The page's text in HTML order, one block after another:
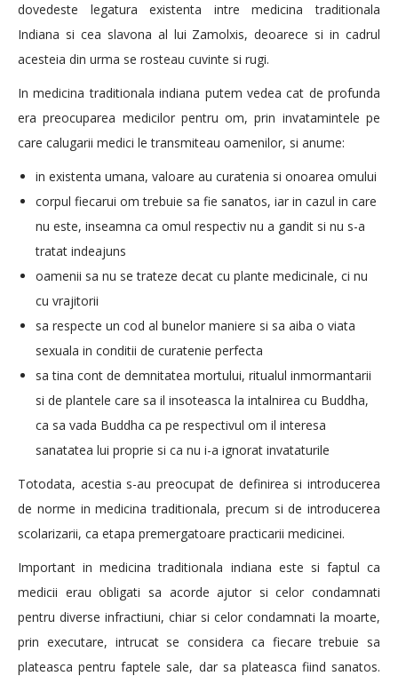
dovedeste legatura existenta intre medicina traditionala
Indiana si cea slavona al lui Zamolxis, deoarece si in cadrul
acesteia din urma se rosteau cuvinte si rugi.
In medicina traditionala indiana putem vedea cat de profunda
era preocuparea medicilor pentru om, prin invatamintele pe
care calugarii medici le transmiteau oamenilor, si anume:
in existenta umana, valoare au curatenia si onoarea omului
corpul fiecarui om trebuie sa fie sanatos, iar in cazul in care
nu este, inseamna ca omul respectiv nu a gandit si nu s-a
tratat indeajuns
oamenii sa nu se trateze decat cu plante medicinale, ci nu
cu vrajitorii
sa respecte un cod al bunelor maniere si sa aiba o viata
sexuala in conditii de curatenie perfecta
sa tina cont de demnitatea mortului, ritualul inmormantarii
si de plantele care sa il insoteasca la intalnirea cu Buddha,
ca sa vada Buddha ca pe respectivul om il interesa
sanatatea lui proprie si ca nu i-a ignorat invataturile
Totodata, acestia s-au preocupat de definirea si introducerea
de norme in medicina traditionala, precum si de introducerea
scolarizarii, ca etapa premergatoare practicarii medicinei.
Important in medicina traditionala indiana este si faptul ca
medicii erau obligati sa acorde ajutor si celor condamnati
pentru diverse infractiuni, chiar si celor condamnati la moarte,
prin executare, intrucat se considera ca fiecare trebuie sa
plateasca pentru faptele sale, dar sa plateasca fiind sanatos.